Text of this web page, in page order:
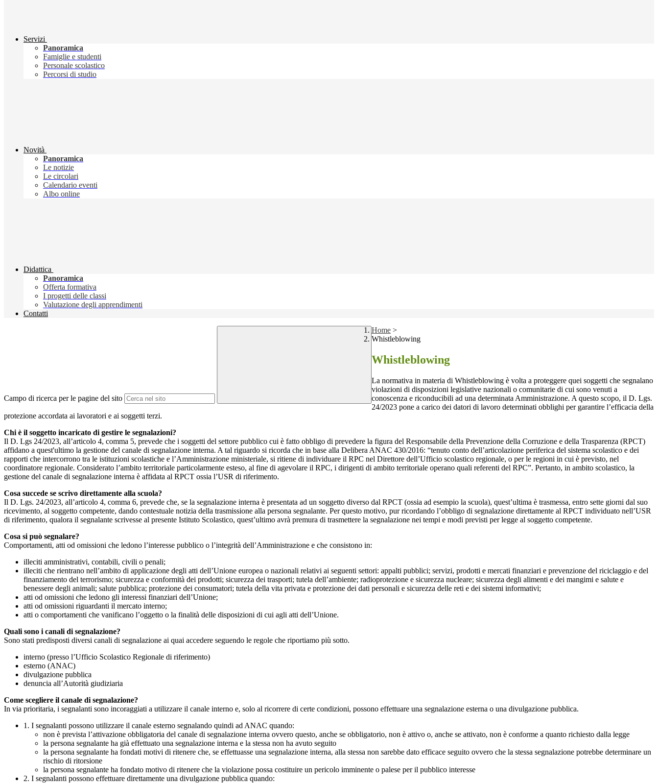
Servizi
Panoramica
Famiglie e studenti
Personale scolastico
Percorsi di studio
Novità
Panoramica
Le notizie
Le circolari
Calendario eventi
Albo online
Didattica
Panoramica
Offerta formativa
I progetti delle classi
Valutazione degli apprendimenti
Contatti
Campo di ricerca per le pagine del sito
Home >
Whistleblowing
Whistleblowing
La normativa in materia di Whistleblowing è volta a proteggere quei soggetti che segnalano
violazioni di disposizioni legislative nazionali o comunitarie di cui sono venuti a
conoscenza e riconducibili ad una determinata Amministrazione. A questo scopo, il D. Lgs.
24/2023 pone a carico dei datori di lavoro determinati obblighi per garantire l’efficacia della
protezione accordata ai lavoratori e ai soggetti terzi.
Chi è il soggetto incaricato di gestire le segnalazioni?
Il D. Lgs 24/2023, all’articolo 4, comma 5, prevede che i soggetti del settore pubblico cui è fatto obbligo di prevedere la figura del Responsabile della Prevenzione della Corruzione e della Trasparenza (RPCT)
affidano a quest'ultimo la gestione del canale di segnalazione interna. A tal riguardo si ricorda che in base alla Delibera ANAC 430/2016: “tenuto conto dell’articolazione periferica del sistema scolastico e dei
rapporti che intercorrono tra le istituzioni scolastiche e l’Amministrazione ministeriale, si ritiene di individuare il RPC nel Direttore dell’Ufficio scolastico regionale, o per le regioni in cui è previsto, nel
coordinatore regionale. Considerato l’ambito territoriale particolarmente esteso, al fine di agevolare il RPC, i dirigenti di ambito territoriale operano quali referenti del RPC”. Pertanto, in ambito scolastico, la
gestione del canale di segnalazione interna è affidata al RPCT ossia l’USR di riferimento.
Cosa succede se scrivo direttamente alla scuola?
Il D. Lgs. 24/2023, all’articolo 4, comma 6, prevede che, se la segnalazione interna è presentata ad un soggetto diverso dal RPCT (ossia ad esempio la scuola), quest’ultima è trasmessa, entro sette giorni dal suo
ricevimento, al soggetto competente, dando contestuale notizia della trasmissione alla persona segnalante. Per questo motivo, pur ricordando l’obbligo di segnalazione direttamente al RPCT individuato nell’USR
di riferimento, qualora il segnalante scrivesse al presente Istituto Scolastico, quest’ultimo avrà premura di trasmettere la segnalazione nei tempi e modi previsti per legge al soggetto competente.
Cosa si può segnalare?
Comportamenti, atti od omissioni che ledono l’interesse pubblico o l’integrità dell’Amministrazione e che consistono in:
illeciti amministrativi, contabili, civili o penali;
illeciti che rientrano nell’ambito di applicazione degli atti dell’Unione europea o nazionali relativi ai seguenti settori: appalti pubblici; servizi, prodotti e mercati finanziari e prevenzione del riciclaggio e del
finanziamento del terrorismo; sicurezza e conformità dei prodotti; sicurezza dei trasporti; tutela dell’ambiente; radioprotezione e sicurezza nucleare; sicurezza degli alimenti e dei mangimi e salute e
benessere degli animali; salute pubblica; protezione dei consumatori; tutela della vita privata e protezione dei dati personali e sicurezza delle reti e dei sistemi informativi;
atti od omissioni che ledono gli interessi finanziari dell’Unione;
atti od omissioni riguardanti il mercato interno;
atti o comportamenti che vanificano l’oggetto o la finalità delle disposizioni di cui agli atti dell’Unione.
Quali sono i canali di segnalazione?
Sono stati predisposti diversi canali di segnalazione ai quai accedere seguendo le regole che riportiamo più sotto.
interno (presso l’Ufficio Scolastico Regionale di riferimento)
esterno (ANAC)
divulgazione pubblica
denuncia all’Autorità giudiziaria
Come scegliere il canale di segnalazione?
In via prioritaria, i segnalanti sono incoraggiati a utilizzare il canale interno e, solo al ricorrere di certe condizioni, possono effettuare una segnalazione esterna o una divulgazione pubblica.
1. I segnalanti possono utilizzare il canale esterno segnalando quindi ad ANAC quando:
non è prevista l’attivazione obbligatoria del canale di segnalazione interna ovvero questo, anche se obbligatorio, non è attivo o, anche se attivato, non è conforme a quanto richiesto dalla legge
la persona segnalante ha già effettuato una segnalazione interna e la stessa non ha avuto seguito
la persona segnalante ha fondati motivi di ritenere che, se effettuasse una segnalazione interna, alla stessa non sarebbe dato efficace seguito ovvero che la stessa segnalazione potrebbe determinare un
rischio di ritorsione
la persona segnalante ha fondato motivo di ritenere che la violazione possa costituire un pericolo imminente o palese per il pubblico interesse
2. I segnalanti possono effettuare direttamente una divulgazione pubblica quando: